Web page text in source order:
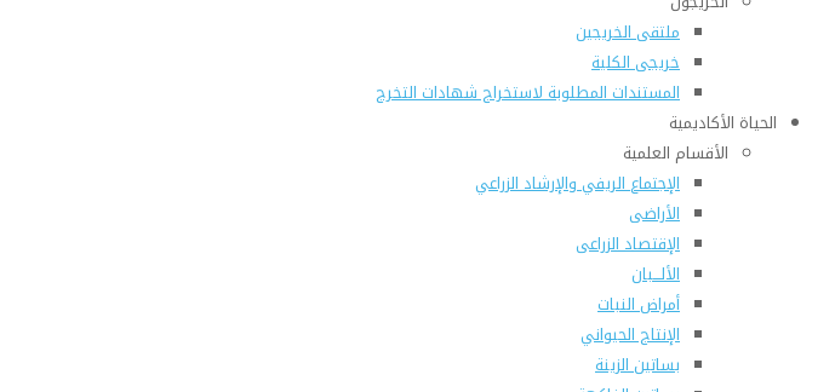
ملتقى الخريجين
خريجى الكلية
المستندات المطلوبة لاستخراج شهادات التخرج
الحياة الأكاديمية
الأقسام العلمية
الإجتماع الريفي والإرشاد الزراعي
الأراضى
الإقتصاد الزراعى
الألـــبان
أمراض النبات
الإنتاج الحيواني
بساتين الزينة